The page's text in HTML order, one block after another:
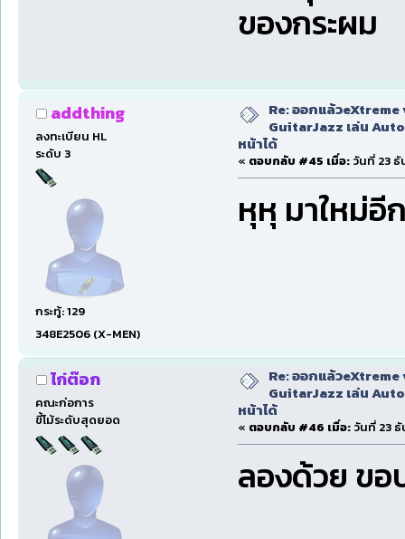
ของกระผม
addthing
ลงทะเบียน HL
ระดับ 3
กระทู้: 129
348E2506 (X-MEN)
Re: ออกแล้ว
GuitarJazz เล่น
หน้าได้
« ตอบกลับ #45 เมื่อ: วันที่ 23 ธั
หุหุ มาใหม่
ไก่ต๊อก
คณะก่อการ
ขี้โม้ระดับสุดยอด
Re: ออกแล้ว
GuitarJazz เล่น
หน้าได้
« ตอบกลับ #46 เมื่อ: วันที่ 23 ธั
ลองด้วย ข